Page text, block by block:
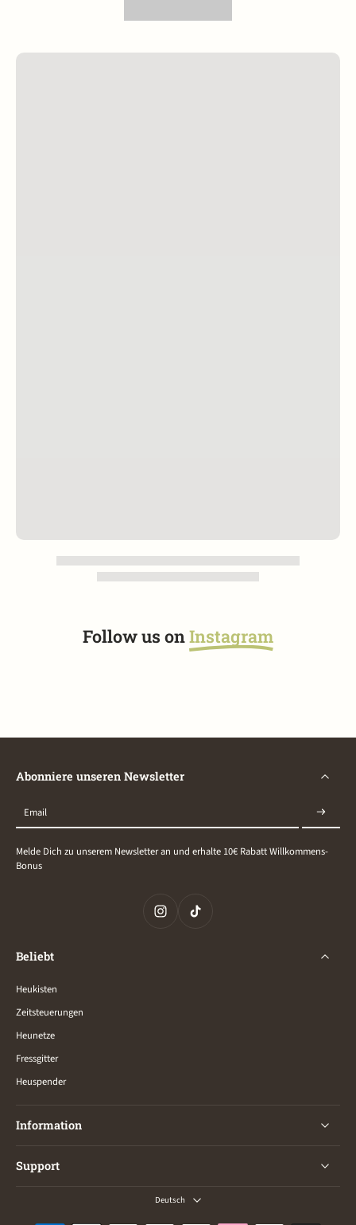
Follow us onInstagram
Abonniere unseren Newsletter
Email
Melde Dich zu unserem Newsletter an und erhalte 10€ Rabatt Willkommens-
Bonus
Beliebt
Heukisten
Zeitsteuerungen
Heunetze
Fressgitter
Heuspender
Information
Support
Deutsch